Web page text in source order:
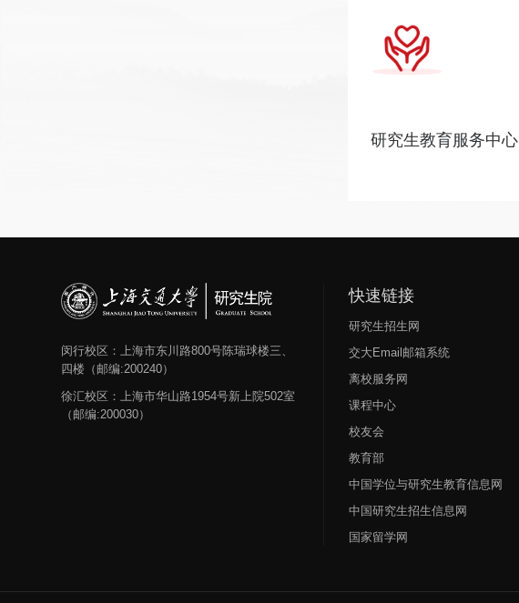
研究生教育服务中心
闵行校区：上海市东川路800号陈瑞球楼三、
四楼（邮编:200240）
徐汇校区：上海市华山路1954号新上院502室
（邮编:200030）
快速链接
研究生招生网
交大Email邮箱系统
离校服务网
课程中心
校友会
教育部
中国学位与研究生教育信息网
中国研究生招生信息网
国家留学网